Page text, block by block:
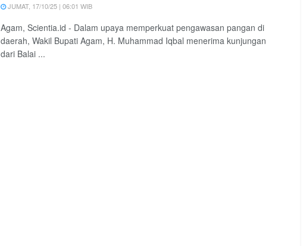
JUMAT, 17/10/25 | 06:01 WIB
Agam, Scientia.id - Dalam upaya memperkuat pengawasan pangan di
daerah, Wakil Bupati Agam, H. Muhammad Iqbal menerima kunjungan
dari Balai ...